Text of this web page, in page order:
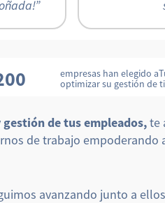
empresas han elegido
optimizar su gestión de
de tus empleados,te
de trabajo empoderando
avanzando junto a